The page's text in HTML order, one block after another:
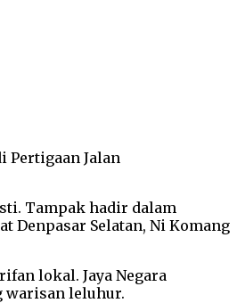
Pertigaan Jalan
Tampak hadir dalam
Denpasar Selatan, Ni Komang
lokal. Jaya Negara
warisan leluhur.